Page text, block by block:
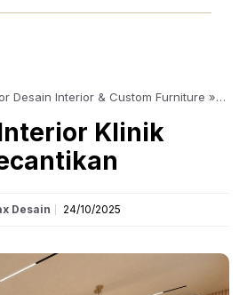
Desain Interior & Custom Furniture »
Klinik
Desain 24/10/2025